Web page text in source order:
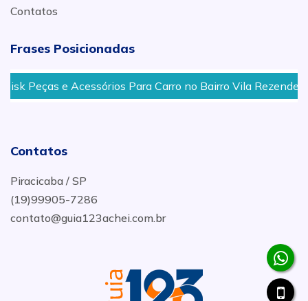
Contatos
Frases Posicionadas
Peças e Acessórios Para Carro no Bairro Vila Rezende em
Contatos
Piracicaba / SP
(19)99905-7286
contato@guia123achei.com.br